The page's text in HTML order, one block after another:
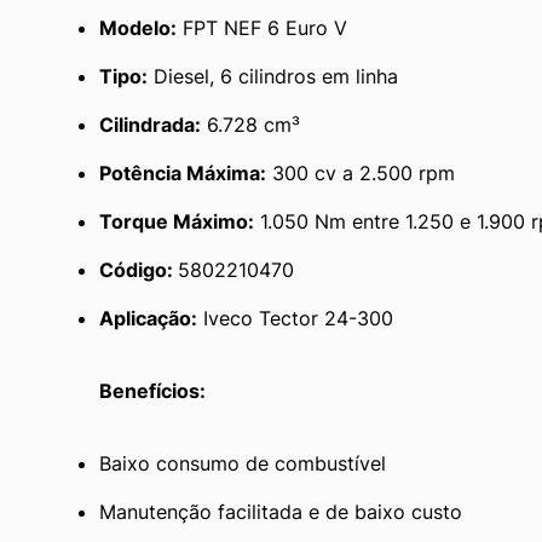
Modelo: FPT NEF 6 Euro V
Tipo: Diesel, 6 cilindros em linha
Cilindrada: 6.728 cm³
Potência Máxima: 300 cv a 2.500 rpm
Torque Máximo: 1.050 Nm entre 1.250 e 1.900
Código: 5802210470
Aplicação: Iveco Tector 24-300
Benefícios:
Baixo consumo de combustível
Manutenção facilitada e de baixo custo